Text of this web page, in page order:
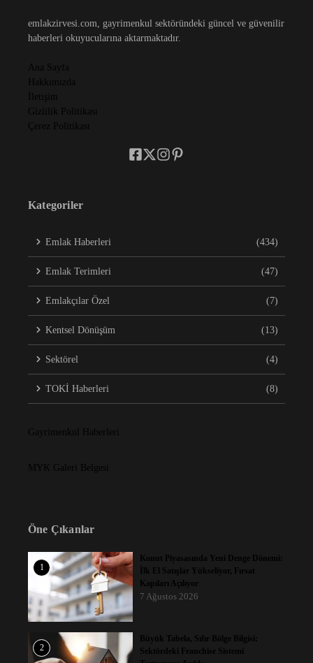
emlakzirvesi.com, gayrimenkul sektöründeki güncel ve güvenilir
haberleri okuyucularına aktarmaktadır.
Ana Sayfa
Hakkımızda
İletişim
Gizlilik Politikası
Çerez Politikası
Kategoriler
Emlak Haberleri (434)
Emlak Terimleri (47)
Emlakçılar Özel (7)
Kentsel Dönüşüm (13)
Sektörel (4)
TOKİ Haberleri (8)
Gayrimenkul Haberleri
MYK Galeri Belgesi
Öne Çıkanlar
1
Konut Piyasasında Yeni Denge Dönemi:
İlk El Satışlar Yükseliyor, Fırsat
Kapıları Açılıyor
7 Ağustos 2026
2
Büyük Tabela, Sıfır Bölge Bilgisi:
Sektördeki Franchise Sistemi